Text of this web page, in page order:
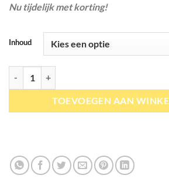
Nu tijdelijk met korting!
Inhoud
TOEVOEGEN AAN